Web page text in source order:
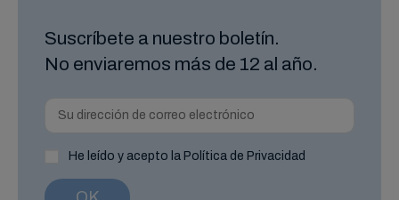
Suscríbete a nuestro boletín.
No enviaremos más de 12 al año.
He leído y acepto la Política de Privacidad